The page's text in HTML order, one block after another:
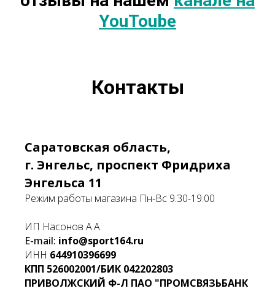
YouToube
Контакты
Саратовская область,
г. Энгельс, проспект Фридриха
Энгельса 11
Режим работы магазина Пн-Вс 9.30-19.00
ИП Насонов А.А.
E-mail: info@sport164.ru
ИНН 644910396699
КПП 526002001/БИК 042202803
ПРИВОЛЖСКИЙ Ф-Л ПАО "ПРОМСВЯЗЬБАНК